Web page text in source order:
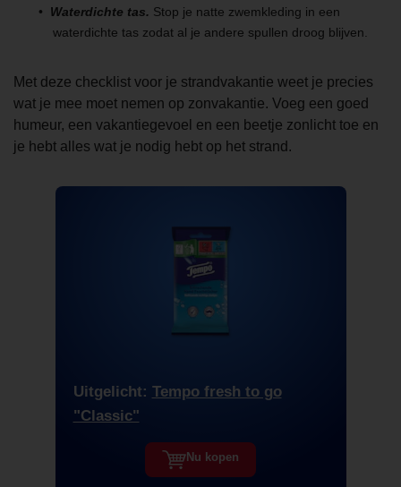
Uitgelicht: Tempo fresh to go
"Classic"
Nu kopen
Waterdichte tas. Stop je natte zwemkleding in een
waterdichte tas zodat al je andere spullen droog blijven.
Met deze checklist voor je strandvakantie weet je precies
wat je mee moet nemen op zonvakantie. Voeg een goed
humeur, een vakantiegevoel en een beetje zonlicht toe en
je hebt alles wat je nodig hebt op het strand.